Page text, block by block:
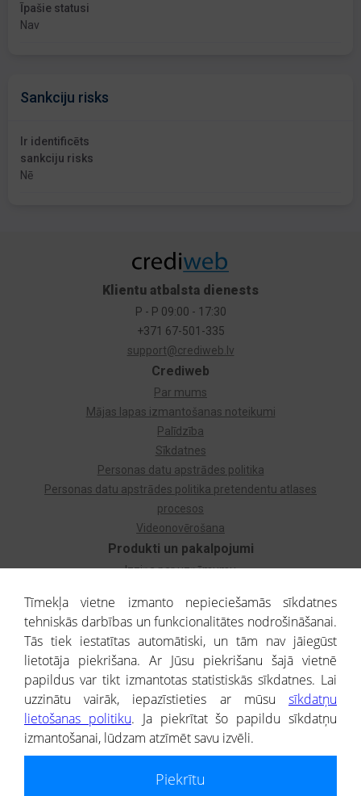
Īpašie statusi
Nav
Sankciju risks
Ir identificēts
sankciju risks
Nē
Produkti un pakalpojumi
Izziņa par uzņēmumu
Dzimtas koks
Uzņēmumu atlase
Monitorings
Kredītizziņa par ārvalstu uzņēmumiem
Crediweb
Par mums
Mājas lapas izmantošanas noteikumi
Palīdzība
Sīkdatnes
Personas datu apstrādes politika
Personas datu apstrādes politika pretendentu atlases
procesos
Videonovērošana
Klientu atbalsta dienests
P - P 09:00 - 17:30
+371 67-501-335
support@crediweb.lv
® CREDITREFORM Latvija
SIA
Tīmekļa vietne izmanto nepieciešamās sīkdatnes
tehniskās darbības un funkcionalitātes nodrošināšanai.
Tās tiek iestatītas automātiski, un tām nav jāiegūst
lietotāja piekrišana. Ar Jūsu piekrišanu šajā vietnē
papildus var tikt izmantotas statistiskās sīkdatnes. Lai
uzzinātu vairāk, iepazīstieties ar mūsu sīkdatņu
lietošanas politiku. Ja piekrītat šo papildu sīkdatņu
izmantošanai, lūdzam atzīmēt savu izvēli.
Piekrītu